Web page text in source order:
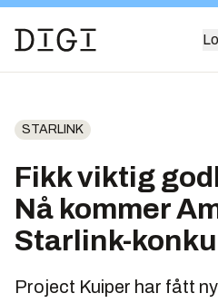
STARLINK
Fikk viktig
Nå kommer
Starlink-
Project Kuiper har fått